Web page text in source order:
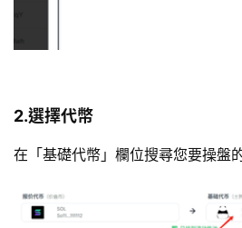
2.選擇代幣
在「基礎代幣」欄位搜尋您要操盤